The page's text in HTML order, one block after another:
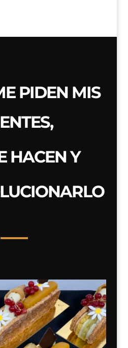
PIDEN MIS
HACEN Y